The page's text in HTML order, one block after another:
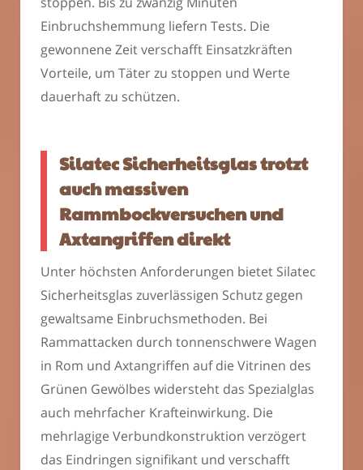
Einbruchshemmung liefern Tests. Die
gewonnene Zeit verschafft Einsatzkräften
Vorteile, um Täter zu stoppen und Werte
dauerhaft zu schützen.
Silatec Sicherheitsglas trotzt
auch massiven
Rammbockversuchen und
Axtangriffen direkt
Unter höchsten Anforderungen bietet Silatec
Sicherheitsglas zuverlässigen Schutz gegen
gewaltsame Einbruchsmethoden. Bei
Rammattacken durch tonnenschwere Wagen
in Rom und Axtangriffen auf die Vitrinen des
Grünen Gewölbes widersteht das Spezialglas
auch mehrfacher Krafteinwirkung. Die
mehrlagige Verbundkonstruktion verzögert
das Eindringen signifikant und verschafft